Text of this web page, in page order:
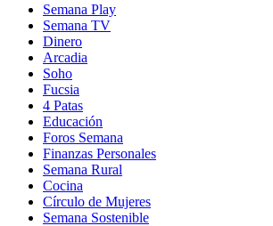
Semana Play
Semana TV
Dinero
Arcadia
Soho
in
new
window
Fucsia
in
new
window
4 Patas
Educación
Foros Semana
Finanzas Personales
Semana Rural
Cocina
Círculo de Mujeres
Semana Sostenible